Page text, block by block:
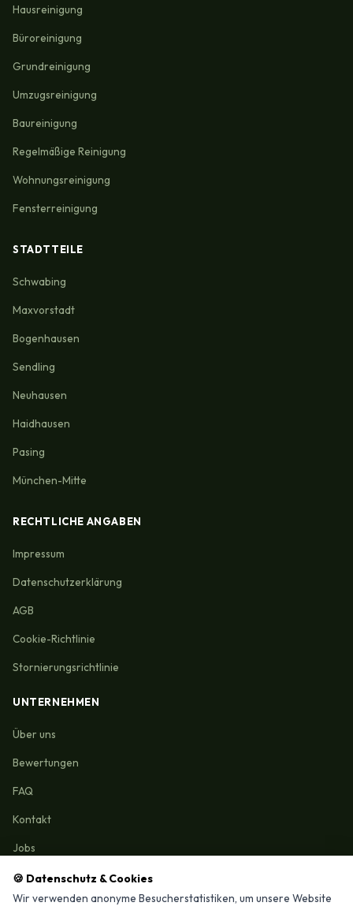
🍪 Datenschutz & Cookies
Wir verwenden anonyme Besucherstatistiken, um unsere Website
Hausreinigung
Büroreinigung
Grundreinigung
Umzugsreinigung
Baureinigung
Regelmäßige Reinigung
Wohnungsreinigung
Fensterreinigung
STADTTEILE
Schwabing
Maxvorstadt
Bogenhausen
Sendling
Neuhausen
Haidhausen
Pasing
München-Mitte
RECHTLICHE ANGABEN
Impressum
Datenschutzerklärung
AGB
Cookie-Richtlinie
Stornierungsrichtlinie
UNTERNEHMEN
Über uns
Bewertungen
FAQ
Kontakt
Jobs